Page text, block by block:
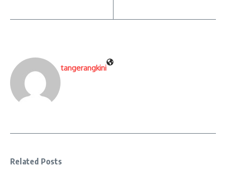
tangerangkini
Related Posts